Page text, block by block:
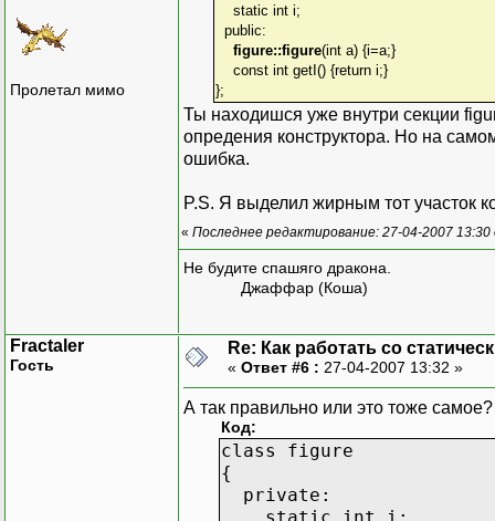
Пролетал мимо
static int i;
public:
figure::figure(int a) {i=a;}
const int getI() {return i;}
};
Ты находишся уже внутри секции
опредения конструктора. Но на
ошибка.
P.S. Я выделил жирным тот участок
« Последнее редактирование: 27-04-2007
Не будите спашяго дракона.
Джаффар (Коша)
Fractaler
Гость
Re: Как работать со
« Ответ #6 : 27-04-2007 13:32 »
А так правильно или это тоже самое?
Код:
class figure
{
private:
static int i;